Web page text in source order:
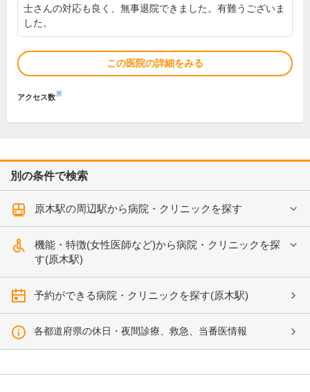
士さんの対応も良く、無事退院できました。有難うございま
した。
この医院の詳細をみる
アクセス数※
別の条件で検索
原木駅の周辺駅から病院・クリニックを探す
機能・特徴(女性医師など)から病院・クリニックを探
す(原木駅)
予約ができる病院・クリニックを探す(原木駅)
各都道府県の休日・夜間診療、救急、当番医情報